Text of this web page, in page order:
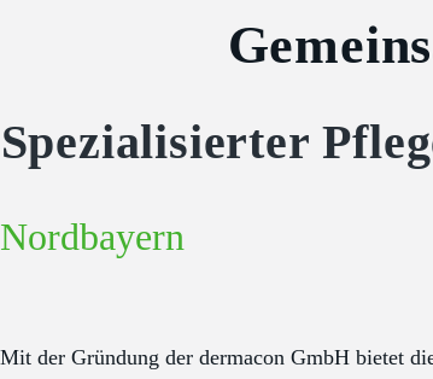
Spezialisierter
Nordbayern
Mit der Gründung der dermacon GmbH bietet